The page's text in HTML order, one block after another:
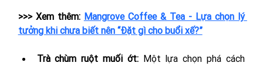
>>> Xem thêm: Mangrove Coffee & Tea - Lựa chọn lý
tưởng khi chưa biết nên “Đặt gì cho buổi xế?”
Trà chùm ruột muối ớt: Một lựa chọn phá cách